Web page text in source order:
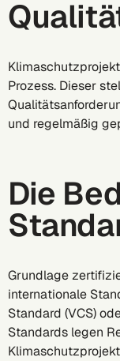
Prozess. Dieser
und regelmäßig
Die
Grundlage
internationale
Standard (VCS)
Standards legen